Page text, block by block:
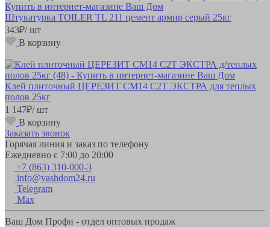
Штукатурка TOILER TL 211 цемент армир серый 25кг
343₽/ шт
В корзину
Клей плиточный ЦЕРЕЗИТ СМ14 C2T ЭКСТРА для теплых
полов 25кг
1 147₽/ шт
В корзину
Заказать звонок
Горячая линия и заказ по телефону
Ежедневно с 7:00 до 20:00
+7 (863) 310-000-3
info@vashdom24.ru
Telegram
Max
Ваш Дом Профи - отдел оптовых продаж